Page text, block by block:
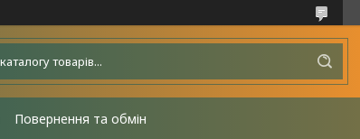
Повернення та обмін